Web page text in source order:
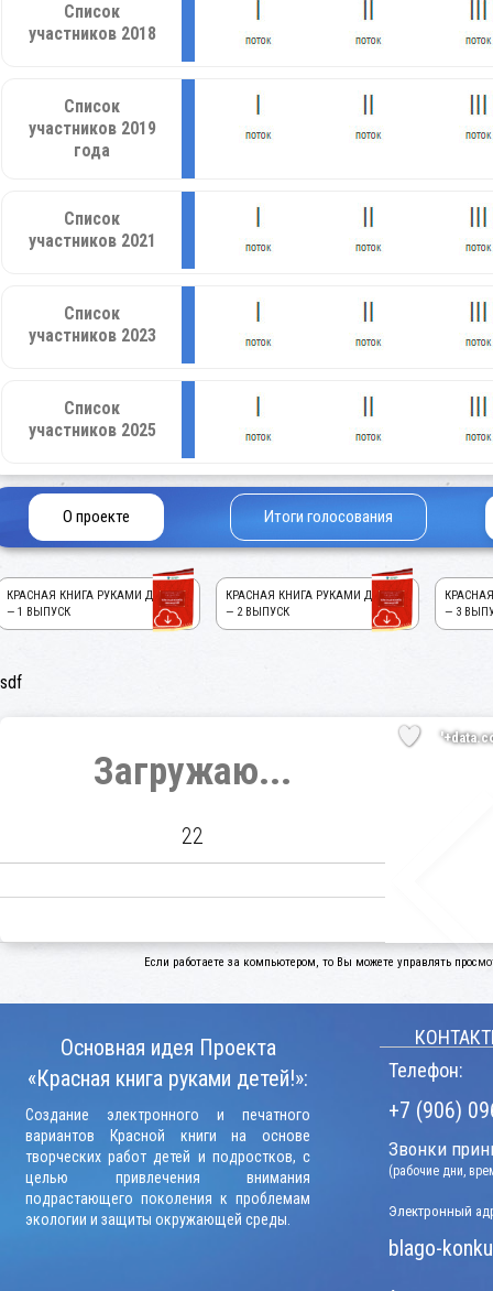
Список
участников 2018
Список
участников 2019
года
Список
участников 2021
Список
участников 2023
Список
участников 2025
О проекте Итоги голосования
КРАСНАЯ КНИГА РУКАМИ ДЕТЕЙ!
— 1 ВЫПУСК
КРАСНАЯ КНИГА РУКАМИ ДЕТЕЙ!
— 2 ВЫПУСК
— 3
sdf
Загружаю...
22
Если работаете за компьютером, то Вы можете управлять
Основная идея Проекта
«Красная книга руками детей!»:
Создание электронного и печатного
вариантов Красной книги на основе
творческих работ детей и подростков, с
целью привлечения внимания
подрастающего поколения к проблемам
экологии и защиты окружающей среды.
Телефон:
+7 (906)
Звонки
(рабочие дни,
Электронный
blago-